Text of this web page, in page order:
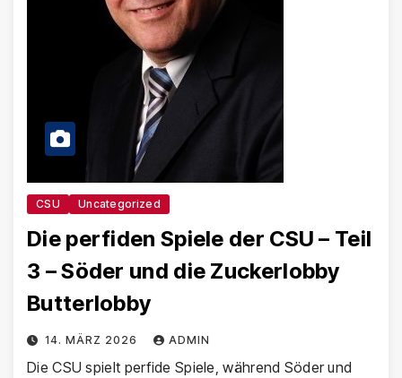
CSU Uncategorized
Die perfiden Spiele der CSU – Teil
3 – Söder und die Zuckerlobby
Butterlobby
14. MÄRZ 2026 ADMIN
Die CSU spielt perfide Spiele, während Söder und